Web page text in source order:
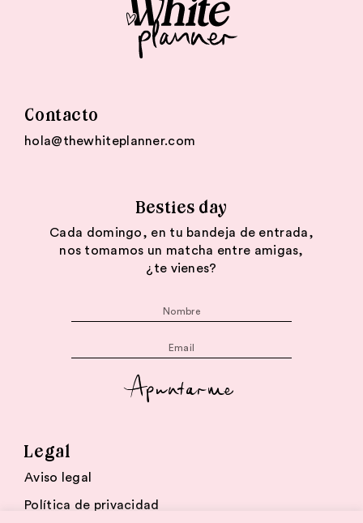
Contacto
hola@thewhiteplanner.com
Besties day
Cada domingo, en tu bandeja de entrada,
nos tomamos un matcha entre amigas,
¿te vienes?
Apuntarme
Legal
Aviso legal
Política de privacidad